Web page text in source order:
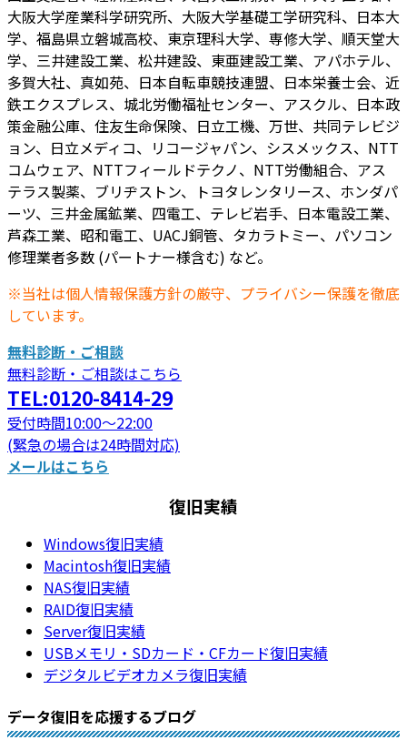
大阪大学産業科学研究所、大阪大学基礎工学研究科、日本大
学、福島県立磐城高校、東京理科大学、専修大学、順天堂大
学、三井建設工業、松井建設、東亜建設工業、アパホテル、
多賀大社、真如苑、日本自転車競技連盟、日本栄養士会、近
鉄エクスプレス、城北労働福祉センター、アスクル、日本政
策金融公庫、住友生命保険、日立工機、万世、共同テレビジ
ョン、日立メディコ、リコージャパン、シスメックス、NTT
コムウェア、NTTフィールドテクノ、NTT労働組合、アス
テラス製薬、ブリヂストン、トヨタレンタリース、ホンダパ
ーツ、三井金属鉱業、四電工、テレビ岩手、日本電設工業、
芦森工業、昭和電工、UACJ銅管、タカラトミー、パソコン
修理業者多数 (パートナー様含む) など。
※当社は個人情報保護方針の厳守、プライバシー保護を徹底
しています。
無料診断・ご相談
無料診断・ご相談はこちら
TEL:0120-8414-29
受付時間10:00～22:00
(緊急の場合は24時間対応)
メールはこちら
復旧実績
Windows復旧実績
Macintosh復旧実績
NAS復旧実績
RAID復旧実績
Server復旧実績
USBメモリ・SDカード・CFカード復旧実績
デジタルビデオカメラ復旧実績
データ復旧を応援するブログ